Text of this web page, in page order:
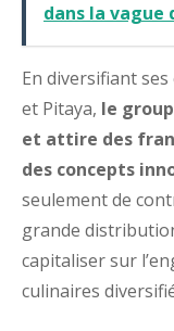
dans la vague
En diversifiant
et Pitaya, le
et attire des
des concepts
seulement de
grande
capitaliser sur
culinaires